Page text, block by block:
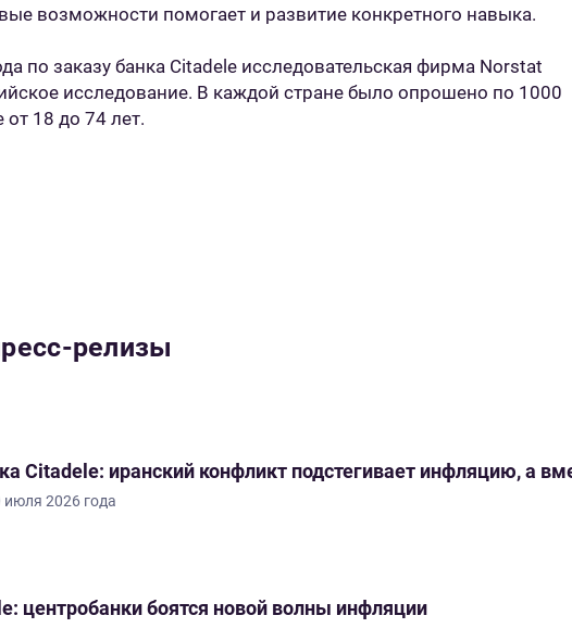
возможности помогает и развитие конкретного навыка.
по заказу банка Citadele исследовательская фирма Norstat
исследование. В каждой стране было опрошено по 1000
от 18 до 74 лет.
релизы
Citadele: иранский конфликт подстегивает инфляцию, а
июля 2026 года
центробанки боятся новой волны инфляции